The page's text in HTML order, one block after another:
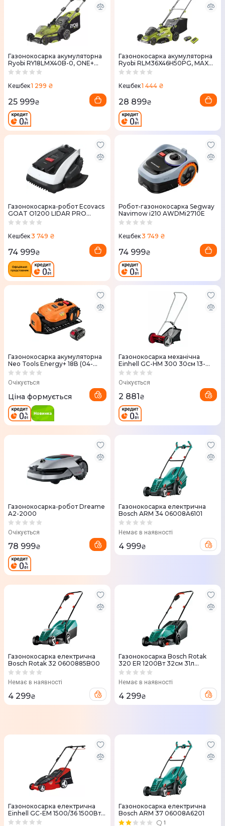
Газонокосарка акумуляторна
Ryobi RY18LMX40B-0, ONE+
18V, 40см, 40л без АКБ та ЗП
Кешбек1 299 ₴
25 999₴
Газонокосарка акумуляторна
Ryobi RLM36X46H50PG, MAX
POWER 36V, АКБ 1х5Аг, 46см,
Кешбек1 444 ₴
28 899₴
Газонокосарка-робот Ecovacs
GOAT O1200 LIDAR PRO
(MR2508)
Кешбек3 749 ₴
74 999₴
Робот-газонокосарка Segway
Navimow i210 AWDMi2710E
Кешбек3 749 ₴
74 999₴
Газонокосарка акумуляторна
Neo Tools Energy+ 18В (04-
621P)
Очікується
Ціна формується
Газонокосарка механічна
Einhell GC-HM 300 30см 13-
37мм (3414114)
Очікується
2 881₴
Газонокосарка-робот Dreame
A2-2000
Очікується
78 999₴
Газонокосарка електрична
Bosch ARM 34 06008A6101
Немає в наявності
4 999₴
Газонокосарка електрична
Bosch Rotak 32 0600885B00
Немає в наявності
4 299₴
Газонокосарка Bosch Rotak
320 ER 1200Вт 32см 31л
(0.600.8A6.00A)
Немає в наявності
4 299₴
Газонокосарка електрична
Einhell GC-EM 1500/36 1500Вт
36см
Газонокосарка електрична
Bosch ARM 37 06008A6201
1